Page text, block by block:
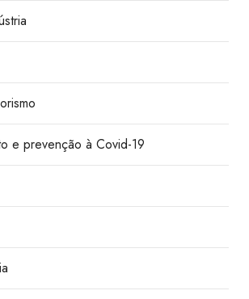
e prevenção à Covid-19